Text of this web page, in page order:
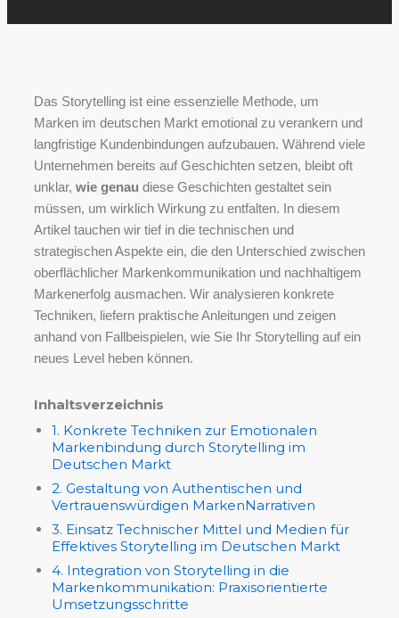
Das Storytelling ist eine essenzielle Methode, um
Marken im deutschen Markt emotional zu verankern und
langfristige Kundenbindungen aufzubauen. Während viele
Unternehmen bereits auf Geschichten setzen, bleibt oft
unklar, wie genau diese Geschichten gestaltet sein
müssen, um wirklich Wirkung zu entfalten. In diesem
Artikel tauchen wir tief in die technischen und
strategischen Aspekte ein, die den Unterschied zwischen
oberflächlicher Markenkommunikation und nachhaltigem
Markenerfolg ausmachen. Wir analysieren konkrete
Techniken, liefern praktische Anleitungen und zeigen
anhand von Fallbeispielen, wie Sie Ihr Storytelling auf ein
neues Level heben können.
Inhaltsverzeichnis
1. Konkrete Techniken zur Emotionalen
Markenbindung durch Storytelling im
Deutschen Markt
2. Gestaltung von Authentischen und
Vertrauenswürdigen MarkenNarrativen
3. Einsatz Technischer Mittel und Medien für
Effektives Storytelling im Deutschen Markt
4. Integration von Storytelling in die
Markenkommunikation: Praxisorientierte
Umsetzungsschritte